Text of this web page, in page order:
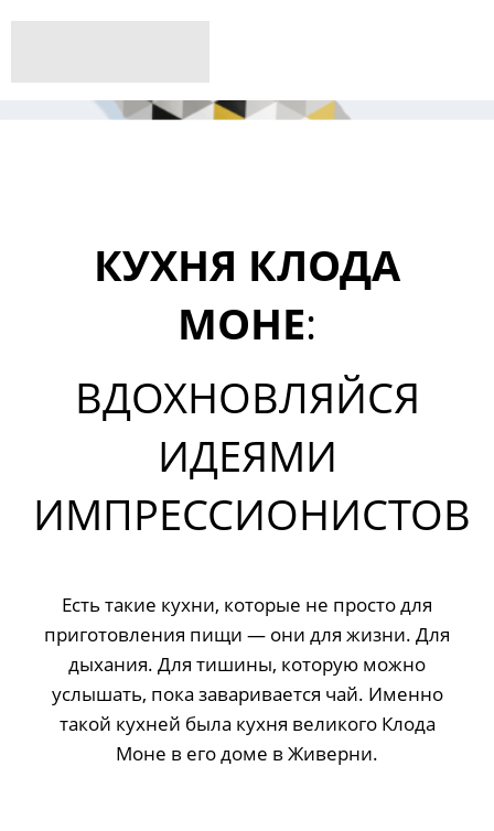
КУХНЯ КЛОДА
МОНЕ:
ВДОХНОВЛЯЙСЯ
ИДЕЯМИ
ИМПРЕССИОНИСТОВ
Есть такие кухни, которые не просто для
приготовления пищи — они для жизни. Для
дыхания. Для тишины, которую можно
услышать, пока заваривается чай. Именно
такой кухней была кухня великого Клода
Моне в его доме в Живерни.